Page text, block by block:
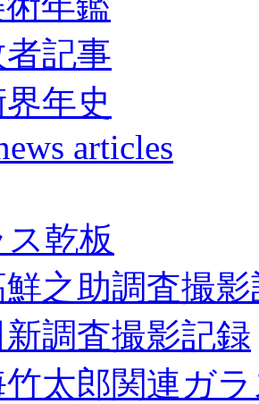
記事
年史
articles
ス乾板
鮮之助調査撮
調査撮影記録
竹太郎関連ガ